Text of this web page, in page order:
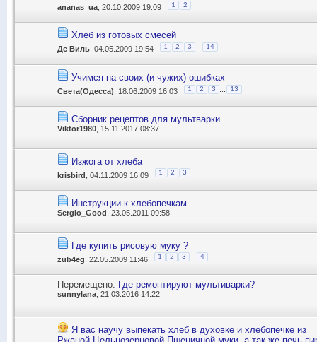
ananas_ua , 20.10.2009 19:09 1 2
Хлеб из готовых смесей
Де Виль , 04.05.2009 19:54 1 2 3 14
Учимся на своих (и чужих) ошибках
Света(Одесса) , 18.06.2009 16:03 1 2 3 13
Сборник рецептов для мультварки
Viktor1980 , 15.11.2017 08:37
Изжога от хлеба
krisbird , 04.11.2009 16:09 1 2 3
Инструкции к хлебопечкам
Sergio_Good , 23.05.2011 09:58
Где купить рисовую муку ?
zub4eg , 22.05.2009 11:46 1 2 3 ... 4
Перемещено: Где ремонтируют мультиварки?
sunnylana , 21.03.2016 14:22
Я вас научу выпекать хлеб в духовке и хлебопечке из